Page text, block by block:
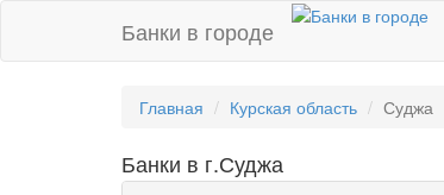
Банки в городе
Главная Курская область Суджа
Банки в г.Суджа